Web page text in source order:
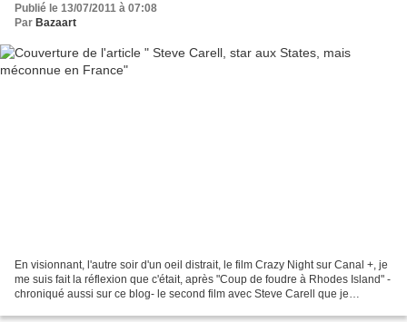
Publié le 13/07/2011 à 07:08
Par Bazaart
En visionnant, l'autre soir d'un oeil distrait, le film Crazy Night sur Canal +, je
me suis fait la réflexion que c'était, après "Coup de foudre à Rhodes Island" -
chroniqué aussi sur ce blog- le second film avec Steve Carell que je